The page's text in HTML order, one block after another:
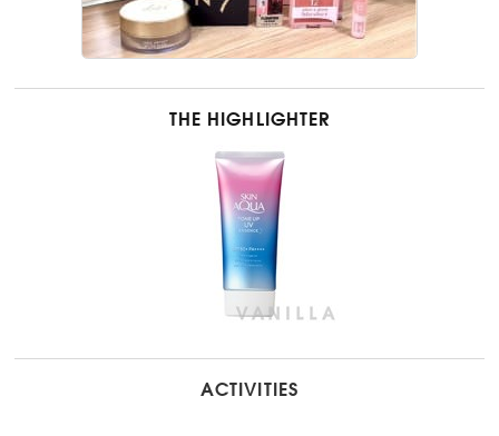
THE HIGHLIGHTER
ACTIVITIES